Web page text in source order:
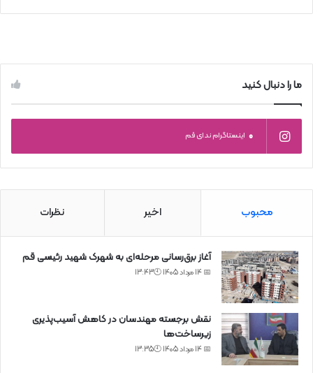
ما را دنبال کنید
0 اینستاگرام ندای قم
محبوب اخیر نظرات
آغاز برق‌رسانی مرحله‌ای به شهرک شهید رئیسی قم
📅 14 مرداد 1405 🕙13:43
نقش برجسته مهندسان در کاهش آسیب‌پذیری
زیرساخت‌ها
📅 14 مرداد 1405 🕙13:35